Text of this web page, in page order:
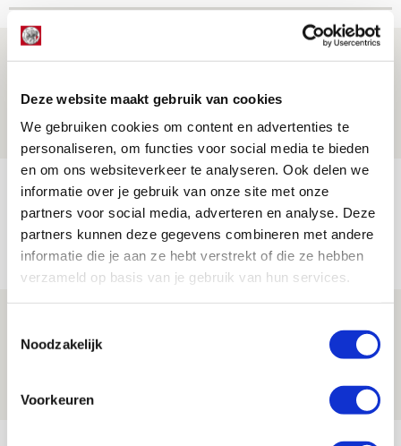
Deze website maakt gebruik van cookies
We gebruiken cookies om content en advertenties te
personaliseren, om functies voor social media te bieden
en om ons websiteverkeer te analyseren. Ook delen we
informatie over je gebruik van onze site met onze
partners voor social media, adverteren en analyse. Deze
partners kunnen deze gegevens combineren met andere
informatie die je aan ze hebt verstrekt of die ze hebben
verzameld op basis van je gebruik van hun services.
Noodzakelijk
Voorkeuren
Drie dingen die je moet weten over PEC
NIEUWS
Míchels elf: met welke formatie begin
jij aan nieuw eredivisieseizoen?
08 AUGUSTUS 2026 - 11:34
NIEUWS
maakt Abdalla ‘geen reet’ uit
NIEUWS